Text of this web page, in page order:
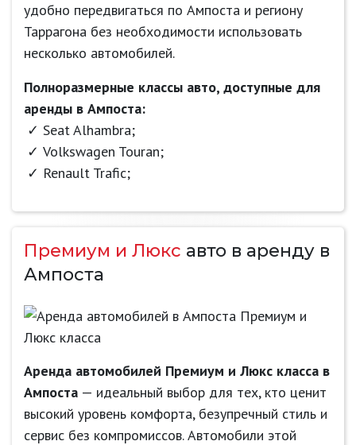
удобно передвигаться по Ампоста и региону
Таррагона без необходимости использовать
несколько автомобилей.
Полноразмерные классы авто, доступные для
аренды в Ампоста:
Seat Alhambra;
Volkswagen Touran;
Renault Trafic;
Премиум и Люкс авто в аренду в
Ампоста
Аренда автомобилей Премиум и Люкс класса в
Ампоста — идеальный выбор для тех, кто ценит
высокий уровень комфорта, безупречный стиль и
сервис без компромиссов. Автомобили этой